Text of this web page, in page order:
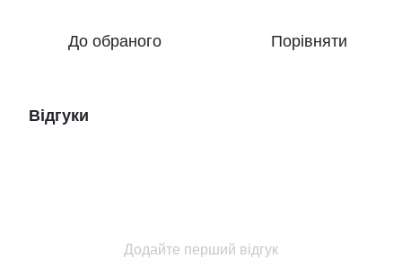
До обраного Порівняти
Відгуки
Додайте перший відгук